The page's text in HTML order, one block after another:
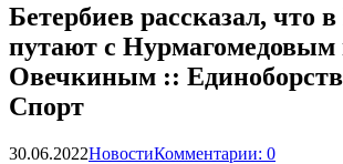
Бетербиев рассказал, что
путают с Нурмагомедовым
Овечкиным ::
Спорт
30.06.2022НовостиКомментарии: 0